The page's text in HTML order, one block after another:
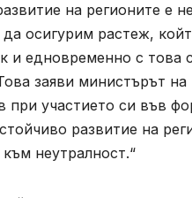
на регионите е
осигурим растеж,
и едновременно с
заяви министърът
участието си във
развитие на
неутралност.“